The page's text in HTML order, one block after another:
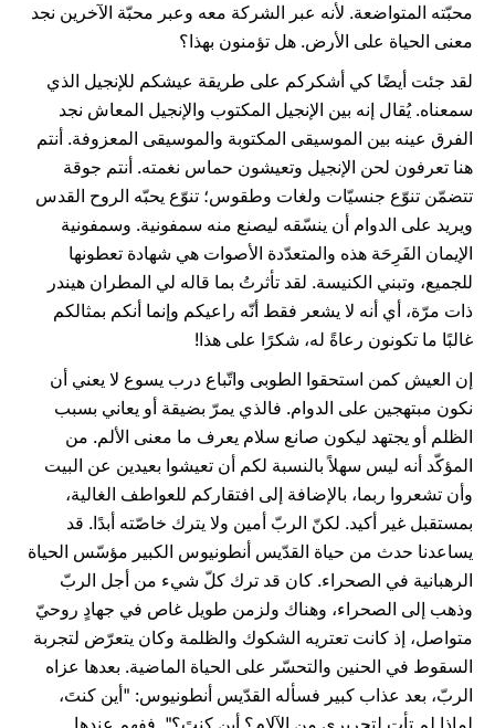
محبّته المتواضعة. لأنه عبر الشركة معه وعبر محبّة الآخرين نجد
معنى الحياة على الأرض. هل تؤمنون بهذا؟
لقد جئت أيضًا كي أشكركم على طريقة عيشكم للإنجيل الذي
سمعناه. يُقال إنه بين الإنجيل المكتوب والإنجيل المعاش نجد
الفرق عينه بين الموسيقى المكتوبة والموسيقى المعزوفة. أنتم
هنا تعرفون لحن الإنجيل وتعيشون حماس نغمته. أنتم جوقة
تتضمّن تنوّع جنسيّات ولغات وطقوس؛ تنوّع يحبّه الروح القدس
ويريد على الدوام أن ينسّقه ليصنع منه سمفونية. وسمفونية
الإيمان الفَرِحَة هذه والمتعدّدة الأصوات هي شهادة تعطونها
للجميع، وتبني الكنيسة. لقد تأثرتُ بما قاله لي المطران هيندر
ذات مرّة، أي أنه لا يشعر فقط أنّه راعيكم وإنما أنكم بمثالكم
غالبًا ما تكونون رعاةً له، شكرًا على هذا!
إن العيش كمن استحقوا الطوبى واتّباع درب يسوع لا يعني أن
نكون مبتهجين على الدوام. فالذي يمرّ بضيقة أو يعاني بسبب
الظلم أو يجتهد ليكون صانع سلام يعرف ما معنى الألم. من
المؤكّد أنه ليس سهلاً بالنسبة لكم أن تعيشوا بعيدين عن البيت
وأن تشعروا ربما، بالإضافة إلى افتقاركم للعواطف الغالية،
بمستقبل غير أكيد. لكنّ الربّ أمين ولا يترك خاصّته أبدًا. قد
يساعدنا حدث من حياة القدّيس أنطونيوس الكبير مؤسّس الحياة
الرهبانية في الصحراء. كان قد ترك كلّ شيء من أجل الربّ
وذهب إلى الصحراء، وهناك ولزمن طويل غاص في جهادٍ روحيّ
متواصل، إذ كانت تعتريه الشكوك والظلمة وكان يتعرّض لتجربة
السقوط في الحنين والتحسّر على الحياة الماضية. بعدها عزاه
الربّ، بعد عذاب كبير فسأله القدّيس أنطونيوس: "أين كنتَ،
لماذا لم تأتِ لتحريري من الآلام؟ أين كنتَ؟". ففهم عندها